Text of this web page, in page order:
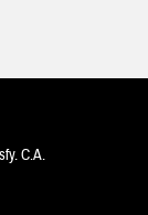
C.A.